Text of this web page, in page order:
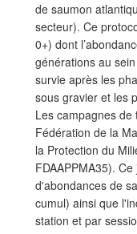
de saumon
secteur). Ce
0+) dont
générations au
survie après les
sous gravier et les
Les campagnes
Fédération de la
la Protection du
FDAAPPMA35).
d'abondances de
cumul) ainsi que
station et par